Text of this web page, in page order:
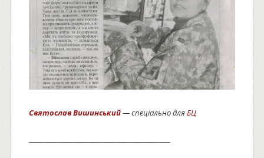
Святослав Вишинський— спеціально дляБЦ